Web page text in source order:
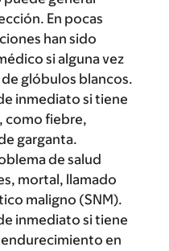
En pocas
han sido
si alguna vez
glóbulos blancos.
inmediato si tiene
como fiebre,
garganta.
de salud
mortal, llamado
maligno (SNM).
inmediato si tiene
en